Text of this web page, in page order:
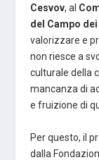
Cesvov, al
del Campo
valorizzare e
non riesce a
culturale della
mancanza di
e fruizione di
Per questo, il
dalla